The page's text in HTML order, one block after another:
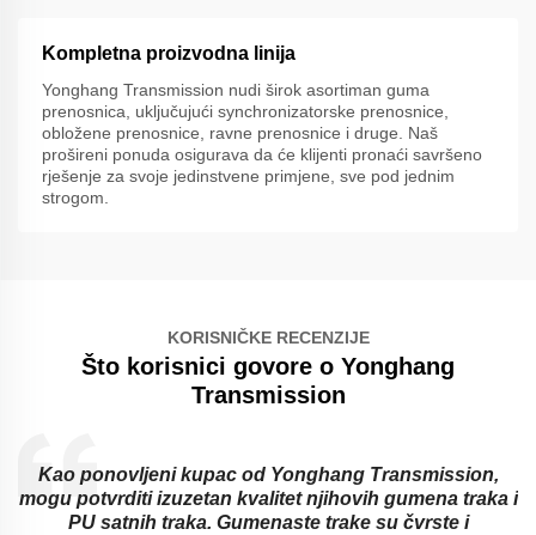
Kompletna proizvodna linija
Yonghang Transmission nudi širok asortiman guma
prenosnica, uključujući synchronizatorske prenosnice,
obložene prenosnice, ravne prenosnice i druge. Naš
prošireni ponuda osigurava da će klijenti pronaći savršeno
rješenje za svoje jedinstvene primjene, sve pod jednim
strogom.
KORISNIČKE RECENZIJE
Što korisnici govore o Yonghang
Transmission
Kao ponovljeni kupac od Yonghang Transmission,
mogu potvrditi izuzetan kvalitet njihovih gumena traka i
PU satnih traka. Gumenaste trake su čvrste i